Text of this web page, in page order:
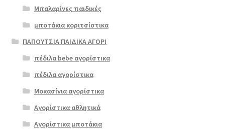
Μπαλαρίνες παιδικές
μποτάκια κοριτσίστικα
ΠΑΠΟΥΤΣΙΑ ΠΑΙΔΙΚΑ ΑΓΟΡΙ
πέδιλα bebe αγορίστικα
πέδιλα αγορίστικα
Μοκασίνια αγορίστικα
Αγορίστικα αθλητικά
Αγορίστικα μποτάκια